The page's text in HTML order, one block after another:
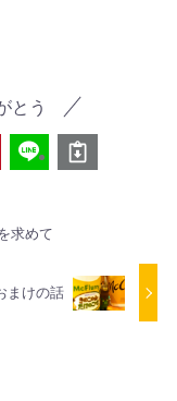
とう
求めて
まけの話